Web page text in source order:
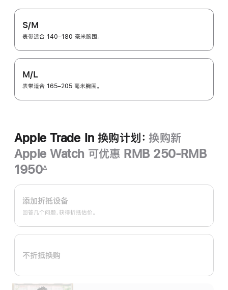
S/M
表带适合 140–180 毫米腕围。
M/L
表带适合 165–205 毫米腕围。
Apple Trade In 换购计划： 换购新
Apple Watch 可优惠 RMB 250-RMB
1950
注
∆
Apple
Trade
换
购
划：
添加折抵设备
回答几个问题，获得折抵估价。
不折抵换购